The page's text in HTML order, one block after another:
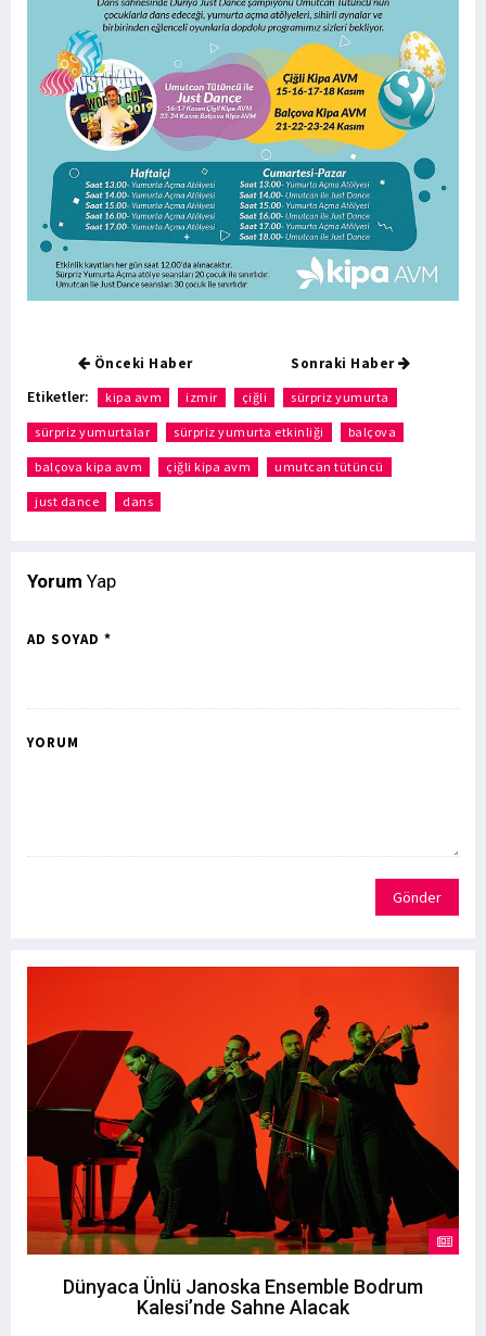
Önceki Haber Sonraki Haber
Etiketler: kipa avm izmir çiğli sürpriz yumurta
sürpriz yumurtalar sürpriz yumurta etkinliği balçova
balçova kipa avm çiğli kipa avm umutcan tütüncü
just dance dans
Yorum Yap
AD SOYAD *
YORUM
Gönder
Dünyaca Ünlü Janoska Ensemble Bodrum
Kalesi’nde Sahne Alacak